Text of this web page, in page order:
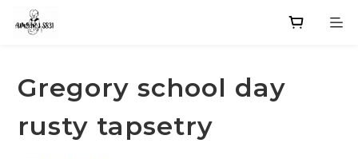
Gregory school day
rusty tapsetry